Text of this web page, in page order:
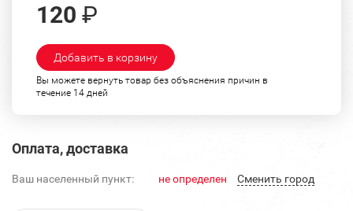
120 ₽
Добавить в корзину
Вы можете вернуть товар без объяснения причин в
течение 14 дней
Оплата, доставка
Ваш населенный пункт: не определен Cменить город